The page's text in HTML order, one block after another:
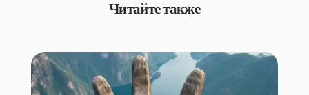
Читайте также